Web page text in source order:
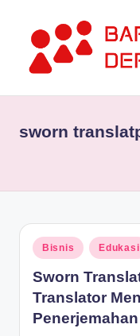
content
rt
l
B
a
ri
s
a
Terupdate
sworn
Posted
in
Bisnis Edukasi
Sworn
Translator